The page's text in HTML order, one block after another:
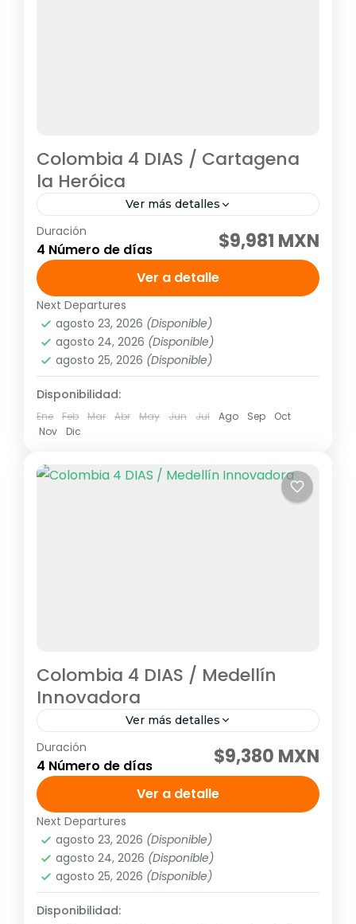
Colombia 4 DIAS / Cartagena
la Heróica
Ver más detalles
Visitando: Cartagena, Isla Rosario Días de
operación: Diario hasta el 14 de diciembre
de 2026 Tarifa no aplica para puentes ni
días festivos, pregunta por...
América,Sudamérica
2 People
Duración
4 Número de días $9,981 MXN
Ver a detalle
Next Departures
agosto 23, 2026 (Disponible)
agosto 24, 2026 (Disponible)
agosto 25, 2026 (Disponible)
Disponibilidad:
Ene Feb Mar Abr May Jun Jul Ago Sep
Oct
Nov
Dic
Colombia 4 DIAS / Medellín
Innovadora
Ver más detalles
Visitando: Medellín, Peñol y Guatapé Días
de operación: Diario hasta el 14 de junio de
2026 Tarifa no aplica para puentes ni días
festivos, pregunta...
América,Sudamérica
2 People
Duración
4 Número de días $9,380 MXN
Ver a detalle
Next Departures
agosto 23, 2026 (Disponible)
agosto 24, 2026 (Disponible)
agosto 25, 2026 (Disponible)
Disponibilidad: